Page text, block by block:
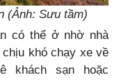
(Ảnh: Sưu tầm)
có thể ở nhờ nhà
khó chạy xe về
khách sạn hoặc